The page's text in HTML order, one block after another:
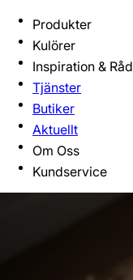
Produkter
Kulörer
Inspiration & Råd
Tjänster
Butiker
Aktuellt
Om Oss
Kundservice